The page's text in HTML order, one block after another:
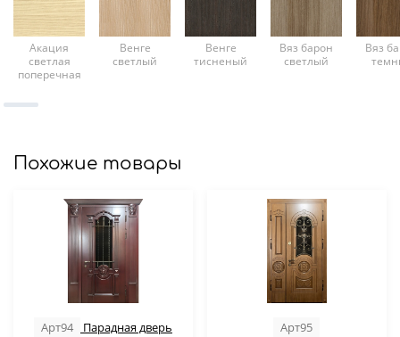
Акация
светлая
поперечная
Венге
светлый
Венге
тисненый
Вяз барон
светлый
Вяз
Похожие товары
Арт94
Парадная дверь
Арт95